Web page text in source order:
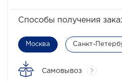
Способы получения
Москва Санкт-
Самовывоз ?